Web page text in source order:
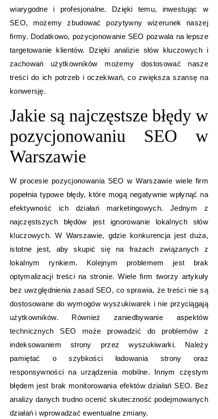
wiarygodne i profesjonalne. Dzięki temu, inwestując w
SEO, możemy zbudować pozytywny wizerunek naszej
firmy. Dodatkowo, pozycjonowanie SEO pozwala na lepsze
targetowanie klientów. Dzięki analizie słów kluczowych i
zachowań użytkowników możemy dostosować nasze
treści do ich potrzeb i oczekiwań, co zwiększa szansę na
konwersję.
Jakie są najczęstsze błędy w
pozycjonowaniu SEO w
Warszawie
W procesie pozycjonowania SEO w Warszawie wiele firm
popełnia typowe błędy, które mogą negatywnie wpłynąć na
efektywność ich działań marketingowych. Jednym z
najczęstszych błędów jest ignorowanie lokalnych słów
kluczowych. W Warszawie, gdzie konkurencja jest duża,
istotne jest, aby skupić się na frazach związanych z
lokalnym rynkiem. Kolejnym problemem jest brak
optymalizacji treści na stronie. Wiele firm tworzy artykuły
bez uwzględnienia zasad SEO, co sprawia, że treści nie są
dostosowane do wymogów wyszukiwarek i nie przyciągają
użytkowników. Również zaniedbywanie aspektów
technicznych SEO może prowadzić do problemów z
indeksowaniem strony przez wyszukiwarki. Należy
pamiętać o szybkości ładowania strony oraz
responsywności na urządzenia mobilne. Innym częstym
błędem jest brak monitorowania efektów działań SEO. Bez
analizy danych trudno ocenić skuteczność podejmowanych
działań i wprowadzać ewentualne zmiany.